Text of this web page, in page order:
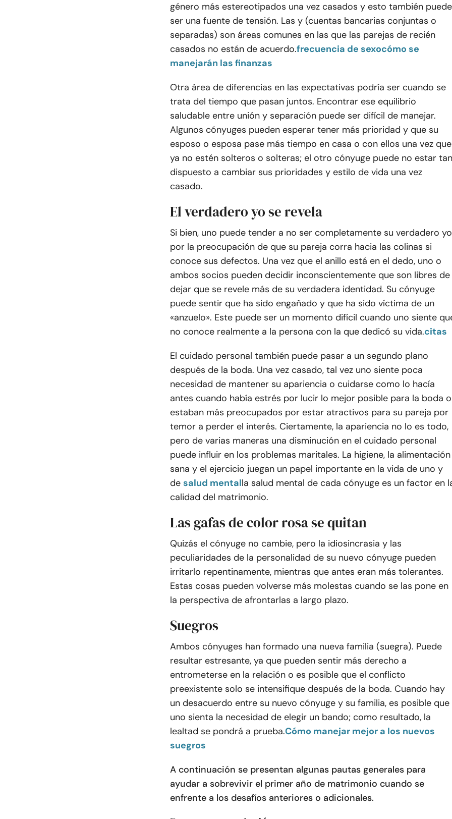
género más estereotipados una vez casados y esto también puede
ser una fuente de tensión. Las y (cuentas bancarias conjuntas o
separadas) son áreas comunes en las que las parejas de recién
casados no están de acuerdo.frecuencia de sexocómo se
manejarán las finanzas
Otra área de diferencias en las expectativas podría ser cuando se
trata del tiempo que pasan juntos. Encontrar ese equilibrio
saludable entre unión y separación puede ser difícil de manejar.
Algunos cónyuges pueden esperar tener más prioridad y que su
esposo o esposa pase más tiempo en casa o con ellos una vez que
ya no estén solteros o solteras; el otro cónyuge puede no estar tan
dispuesto a cambiar sus prioridades y estilo de vida una vez
casado.
El verdadero yo se revela
Si bien, uno puede tender a no ser completamente su verdadero yo
por la preocupación de que su pareja corra hacia las colinas si
conoce sus defectos. Una vez que el anillo está en el dedo, uno o
ambos socios pueden decidir inconscientemente que son libres de
dejar que se revele más de su verdadera identidad. Su cónyuge
puede sentir que ha sido engañado y que ha sido víctima de un
«anzuelo». Este puede ser un momento difícil cuando uno siente
no conoce realmente a la persona con la que dedicó su vida.citas
El cuidado personal también puede pasar a un segundo plano
después de la boda. Una vez casado, tal vez uno siente poca
necesidad de mantener su apariencia o cuidarse como lo hacía
antes cuando había estrés por lucir lo mejor posible para la boda o
estaban más preocupados por estar atractivos para su pareja por
temor a perder el interés. Ciertamente, la apariencia no lo es todo,
pero de varias maneras una disminución en el cuidado personal
puede influir en los problemas maritales. La higiene, la alimentación
sana y el ejercicio juegan un papel importante en la vida de uno y
de salud mentalla salud mental de cada cónyuge es un factor en
calidad del matrimonio.
Las gafas de color rosa se quitan
Quizás el cónyuge no cambie, pero la idiosincrasia y las
peculiaridades de la personalidad de su nuevo cónyuge pueden
irritarlo repentinamente, mientras que antes eran más tolerantes.
Estas cosas pueden volverse más molestas cuando se las pone en
la perspectiva de afrontarlas a largo plazo.
Suegros
Ambos cónyuges han formado una nueva familia (suegra). Puede
resultar estresante, ya que pueden sentir más derecho a
entrometerse en la relación o es posible que el conflicto
preexistente solo se intensifique después de la boda. Cuando hay
un desacuerdo entre su nuevo cónyuge y su familia, es posible que
uno sienta la necesidad de elegir un bando; como resultado, la
lealtad se pondrá a prueba.Cómo manejar mejor a los nuevos
suegros
A continuación se presentan algunas pautas generales para
ayudar a sobrevivir el primer año de matrimonio cuando se
enfrente a los desafíos anteriores o adicionales.